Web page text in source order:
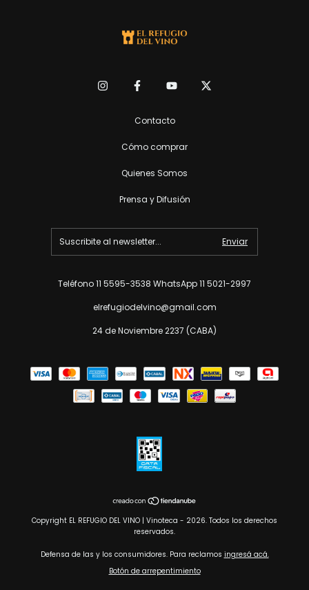
Contacto
Cómo comprar
Quienes Somos
Prensa y Difusión
Teléfono 11 5595-3538 WhatsApp 11 5021-2997
elrefugiodelvino@gmail.com
24 de Noviembre 2237 (CABA)
Copyright EL REFUGIO DEL VINO | Vinoteca - 2026. Todos los derechos
reservados.
Defensa de las y los consumidores. Para reclamos ingresá acá.
Botón de arrepentimiento